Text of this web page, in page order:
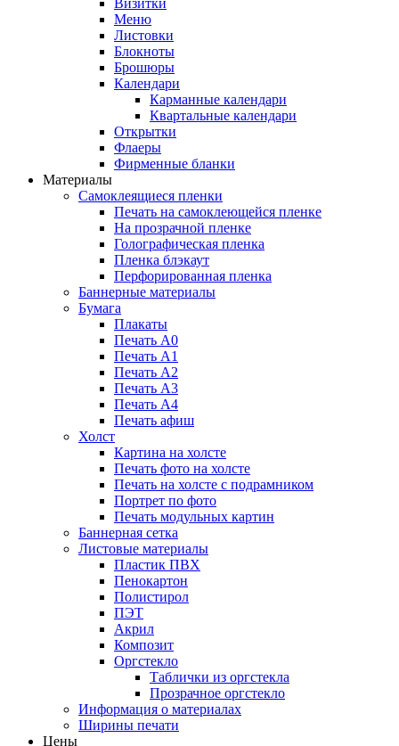
Визитки
Меню
Листовки
Блокноты
Брошюры
Календари
Карманные календари
Квартальные календари
Открытки
Флаеры
Фирменные бланки
Материалы
Самоклеящиеся пленки
Печать на самоклеющейся пленке
На прозрачной пленке
Голографическая пленка
Пленка блэкаут
Перфорированная пленка
Баннерные материалы
Бумага
Плакаты
Печать А0
Печать А1
Печать А2
Печать А3
Печать А4
Печать афиш
Холст
Картина на холсте
Печать фото на холсте
Печать на холсте с подрамником
Портрет по фото
Печать модульных картин
Баннерная сетка
Листовые материалы
Пластик ПВХ
Пенокартон
Полистирол
ПЭТ
Акрил
Композит
Оргстекло
Таблички из оргстекла
Прозрачное оргстекло
Информация о материалах
Ширины печати
Цены